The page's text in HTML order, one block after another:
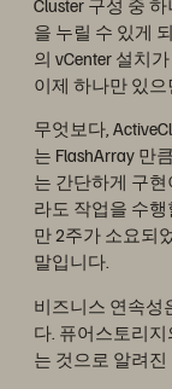
을 누릴 수 있게
의 vCenter 설치
이제 하나만 있으
무엇보다,
는 FlashArray 만
는 간단하게 구
라도 작업을 수
만 2주가 소요되
말입니다.
비즈니스 연속성
다. 퓨어스토리지
는 것으로 알려